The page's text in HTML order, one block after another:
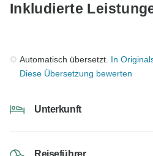
Inkludierte
Automatisch übersetzt. In
Diese Übersetzung bewerten
Unterkunft